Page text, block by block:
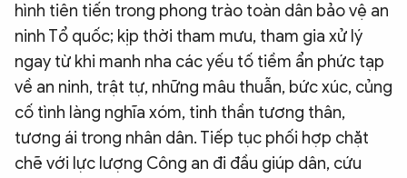
hình tiên tiến trong phong trào toàn dân bảo vệ an
ninh Tổ quốc; kịp thời tham mưu, tham gia xử lý
ngay từ khi manh nha các yếu tố tiềm ẩn phức tạp
về an ninh, trật tự, những mâu thuẫn, bức xúc, củng
cố tình làng nghĩa xóm, tinh thần tương thân,
tương ái trong nhân dân. Tiếp tục phối hợp chặt
chẽ với lực lượng Công an đi đầu giúp dân, cứu